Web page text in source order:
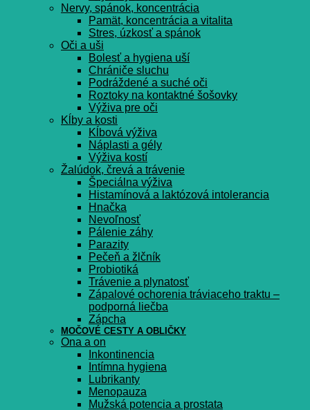
Nervy, spánok, koncentrácia
Pamät, koncentrácia a vitalita
Stres, úzkosť a spánok
Oči a uši
Bolesť a hygiena uší
Chrániče sluchu
Podráždené a suché oči
Roztoky na kontaktné šošovky
Výživa pre oči
Kĺby a kosti
Kĺbová výživa
Náplasti a gély
Výživa kostí
Žalúdok, črevá a trávenie
Špeciálna výživa
Histamínová a laktózová intolerancia
Hnačka
Nevoľnosť
Pálenie záhy
Parazity
Pečeň a žlčník
Probiotiká
Trávenie a plynatosť
Zápalové ochorenia tráviaceho traktu –
podporná liečba
Zápcha
MOČOVÉ CESTY A OBLIČKY
Ona a on
Inkontinencia
Intímna hygiena
Lubrikanty
Menopauza
Mužská potencia a prostata